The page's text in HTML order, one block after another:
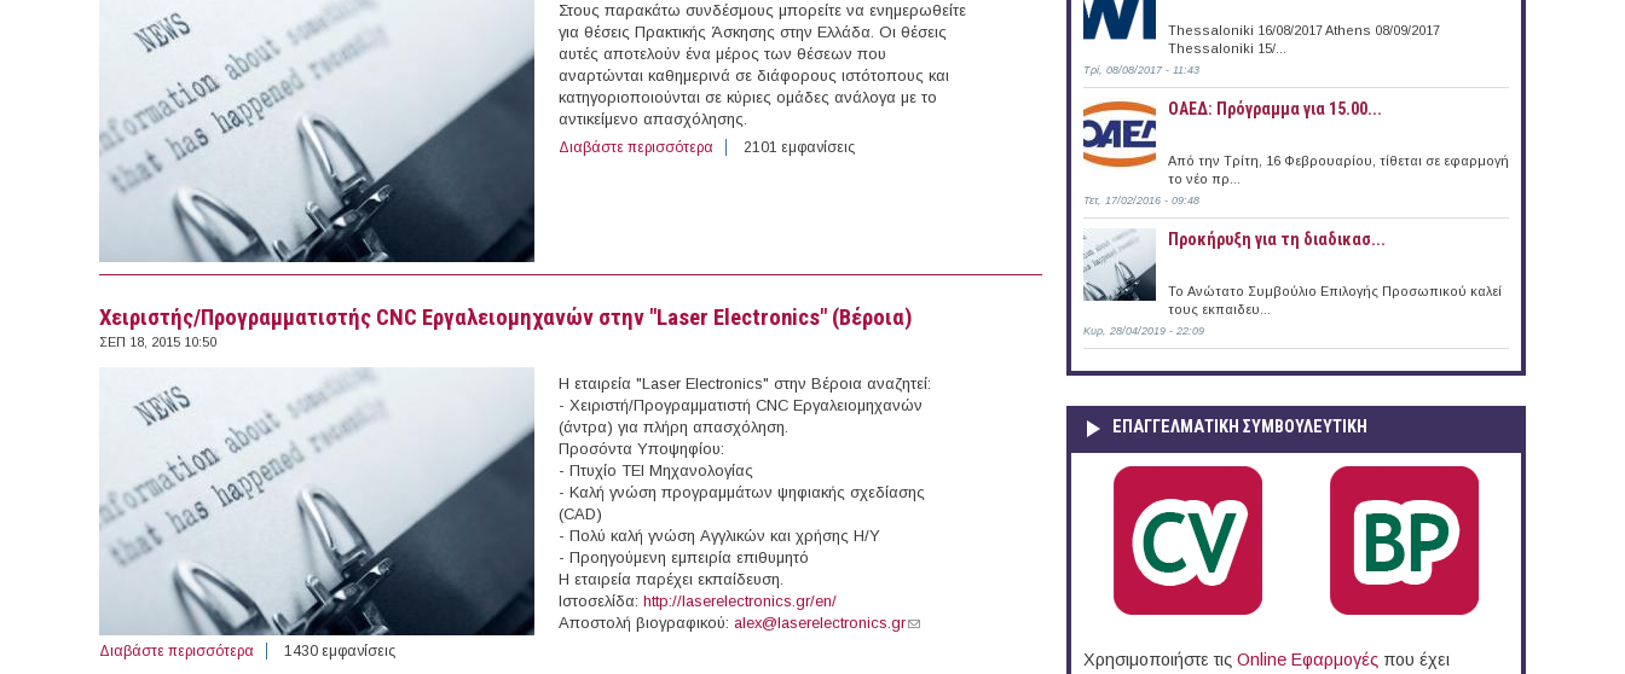
Στους παρακάτω συνδέσμους μπορείτε να ενημερωθείτε
για θέσεις Πρακτικής Άσκησης στην Ελλάδα. Οι θέσεις
αυτές αποτελούν ένα μέρος των θέσεων που
αναρτώνται καθημερινά σε διάφορους ιστότοπους και
κατηγοριοποιούνται σε κύριες ομάδες ανάλογα με το
αντικείμενο απασχόλησης.
Διαβάστε περισσότερα για 13 θέσεις Πρακτικής Άσκησης στην Ελλάδα (18/09/2015)
2101 εμφανίσεις
Χειριστής/Προγραμματιστής CNC Εργαλειομηχανών στην "Laser Electronics" (Βέροια)
ΣΕΠ 18, 2015 10:50
Η εταιρεία "Laser Electronics" στην Βέροια αναζητεί:
- Χειριστή/Προγραμματιστή CNC Εργαλειομηχανών
(άντρα) για πλήρη απασχόληση.
Προσόντα Υποψηφίου:
- Πτυχίο ΤΕΙ Μηχανολογίας
- Καλή γνώση προγραμμάτων ψηφιακής σχεδίασης
(CAD)
- Πολύ καλή γνώση Αγγλικών και χρήσης Η/Υ
- Προηγούμενη εμπειρία επιθυμητό
Η εταιρεία παρέχει εκπαίδευση.
Ιστοσελίδα: http://laserelectronics.gr/en/
Αποστολή βιογραφικού: alex@laserelectronics.gr(link sends e-mail)
Διαβάστε περισσότερα για Χειριστής/Προγραμματιστής CNC Εργαλειομηχανών στην "Laser Electronics" (Βέροια)
1430 εμφανίσεις
Thessaloniki 16/08/2017 Athens 08/09/2017
Thessaloniki 15/...
Τρί, 08/08/2017 - 11:43
ΟΑΕΔ: Πρόγραμμα για 15.00...
Από την Τρίτη, 16 Φεβρουαρίου, τίθεται σε εφαρμογή
το νέο πρ...
Τετ, 17/02/2016 - 09:48
Προκήρυξη για τη διαδικασ...
Το Ανώτατο Συμβούλιο Επιλογής Προσωπικού καλεί
τους εκπαιδευ...
Κυρ, 28/04/2019 - 22:09
ΕΠΑΓΓΕΛΜΑΤΙΚΉ ΣΥΜΒΟΥΛΕΥΤΙΚΉ
Χρησιμοποιήστε τις Online Eφαρμογές που έχει